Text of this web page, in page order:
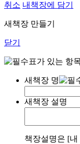
취소 내책장에 담기
새책장 만들기
닫기
표가 있는 항
새책장 명
새책장 설명
책장설명은 [